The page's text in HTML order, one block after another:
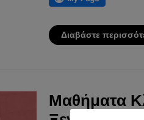
Διαβάστε
Μαθήματα